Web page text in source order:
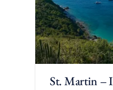
St. Martin –